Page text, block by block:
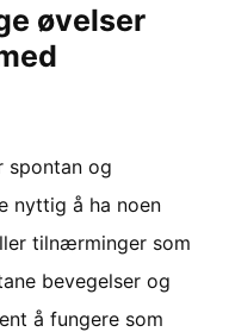
øvelser
spontan og
nyttig å ha noen
tilnærminger som
bevegelser og
å fungere som